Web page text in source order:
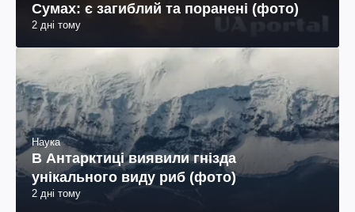
Сумах: є загиблий та поранені (фото)
2 дні тому
Наука
В Антарктиці виявили гнізда
унікального виду риб (фото)
2 дні тому